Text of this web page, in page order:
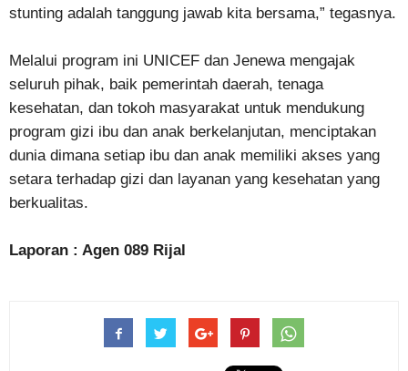
stunting adalah tanggung jawab kita bersama,” tegasnya.
Melalui program ini UNICEF dan Jenewa mengajak
seluruh pihak, baik pemerintah daerah, tenaga
kesehatan, dan tokoh masyarakat untuk mendukung
program gizi ibu dan anak berkelanjutan, menciptakan
dunia dimana setiap ibu dan anak memiliki akses yang
setara terhadap gizi dan layanan yang kesehatan yang
berkualitas.
Laporan : Agen 089 Rijal